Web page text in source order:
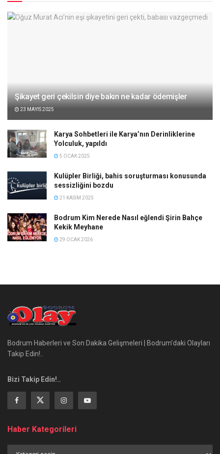
Şikayet geri çekilsin diye bakın ne kadar ödemişler
23 MAYIS 2025
Karya Sohbetleri ile Karya’nın Derinliklerine
Yolculuk, yapıldı
5 OCAK 2025
Kulüpler Birliği, bahis soruşturması konusunda
sessizliğini bozdu
21 KASIM 2025
Bodrum Kim Nerede Nasıl eğlendi Şirin Bahçe
Kekik Meyhane
29 OCAK 2026
Bodrum Haberleri ve Son Dakika Gelişmeleri | Bodrum’daki Olayları
Takip Edin!..
Bizi Takip Edin!..
Haber Kategorileri